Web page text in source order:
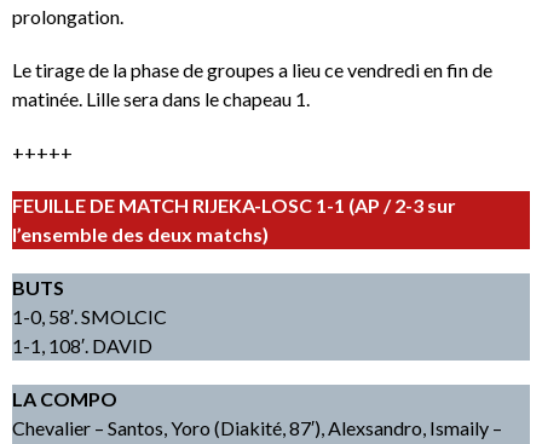
prolongation.
Le tirage de la phase de groupes a lieu ce vendredi en fin de
matinée. Lille sera dans le chapeau 1.
+++++
FEUILLE DE MATCH RIJEKA-LOSC 1-1 (AP / 2-3 sur
l’ensemble des deux matchs)
BUTS
1-0, 58′. SMOLCIC
1-1, 108′. DAVID
LA COMPO
Chevalier – Santos, Yoro (Diakité, 87′), Alexsandro, Ismaily –